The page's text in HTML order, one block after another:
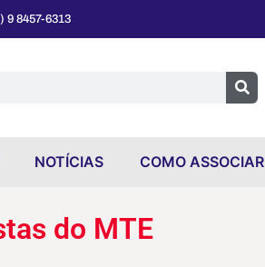
9 8457-6313
NOTÍCIAS COMO ASSOCIAR
do MTE